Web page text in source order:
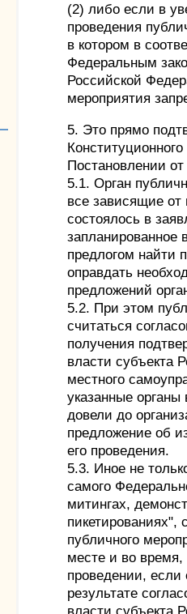
(2) либо если в
проведения
в котором в
Федеральным
Российской
мероприятия
5. Это прямо
Постановлении
5.1. Орган
все зависящие от
состоялось в
предлогом найти
оправдать
предложений
5.2. При этом
считаться
получения
власти субъекта
местного
указанные органы
довели до
предложение об
его проведения.
5.3. Иное не
самого
митингах,
пикетированиях",
публичного
месте и во
проведении,
результате